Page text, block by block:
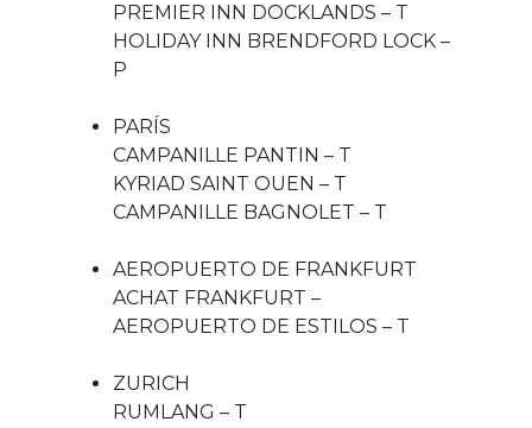
PREMIER INN DOCKLANDS – T
HOLIDAY INN BRENDFORD LOCK –
P
PARÍS
CAMPANILLE PANTIN – T
KYRIAD SAINT OUEN – T
CAMPANILLE BAGNOLET – T
AEROPUERTO DE FRANKFURT
ACHAT FRANKFURT –
AEROPUERTO DE ESTILOS – T
ZURICH
RUMLANG – T